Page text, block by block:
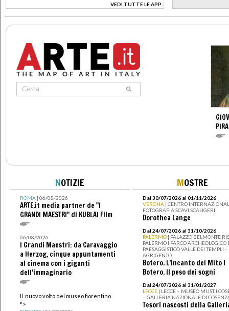
VEDI TUTTE LE APP
>
NOTIZIE
ROMA| 06/08/2026
ARTE.it media partner de "I
GRANDI MAESTRI" di KUBLAI Film
06/08/2026
I Grandi Maestri: da Caravaggio
a Herzog, cinque appuntamenti
al cinema con i giganti
dell'immaginario
Il nuovo volto del museo fiorentino
">
MOSTRE
Dal 30/07/2026 al 01/11/2026
VERONA | CENTRO
FOTOGRAFIA SCAVI SCALIGERI
Dorothea Lange
Dal 24/07/2026 al 31/10/2026
PALERMO | PALAZZO BELMONTE
PALERMO I PARCO ARCHEOLOGICO
PAESAGGISTICO VALLE DEI TEMPLI -
AGRIGENTO
Botero. L’incanto del Mito I
Botero. Il peso dei sogni
Dal 24/07/2026 al 31/01/2027
LECCE | LECCE – MUSEO MUST I
– GALLERIA NAZIONALE DI
Tesori nascosti della